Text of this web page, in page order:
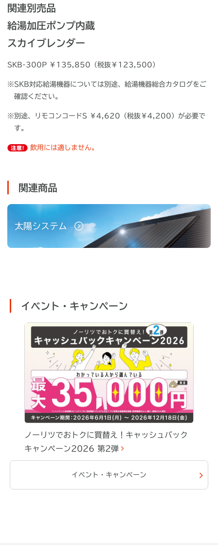
関連別売品
給湯加圧ポンプ内蔵
スカイブレンダー
SKB-300P ￥135,850（税抜￥123,500）
※SKB対応給湯機器については別途、給湯機器総合カタログをご
確認ください。
※別途、リモコンコードS ￥4,620（税抜￥4,200）が必要で
す。
飲用には適しません。
関連商品
太陽システム
イベント・キャンペーン
ノーリツでおトクに買替え！キャッシュバック
キャンペーン2026 第2弾
イベント・キャンペーン